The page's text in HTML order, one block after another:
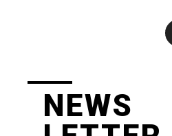
NEWS